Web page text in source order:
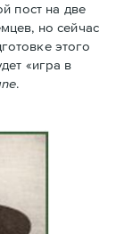
пост на две
но сейчас
этого
«игра в
.